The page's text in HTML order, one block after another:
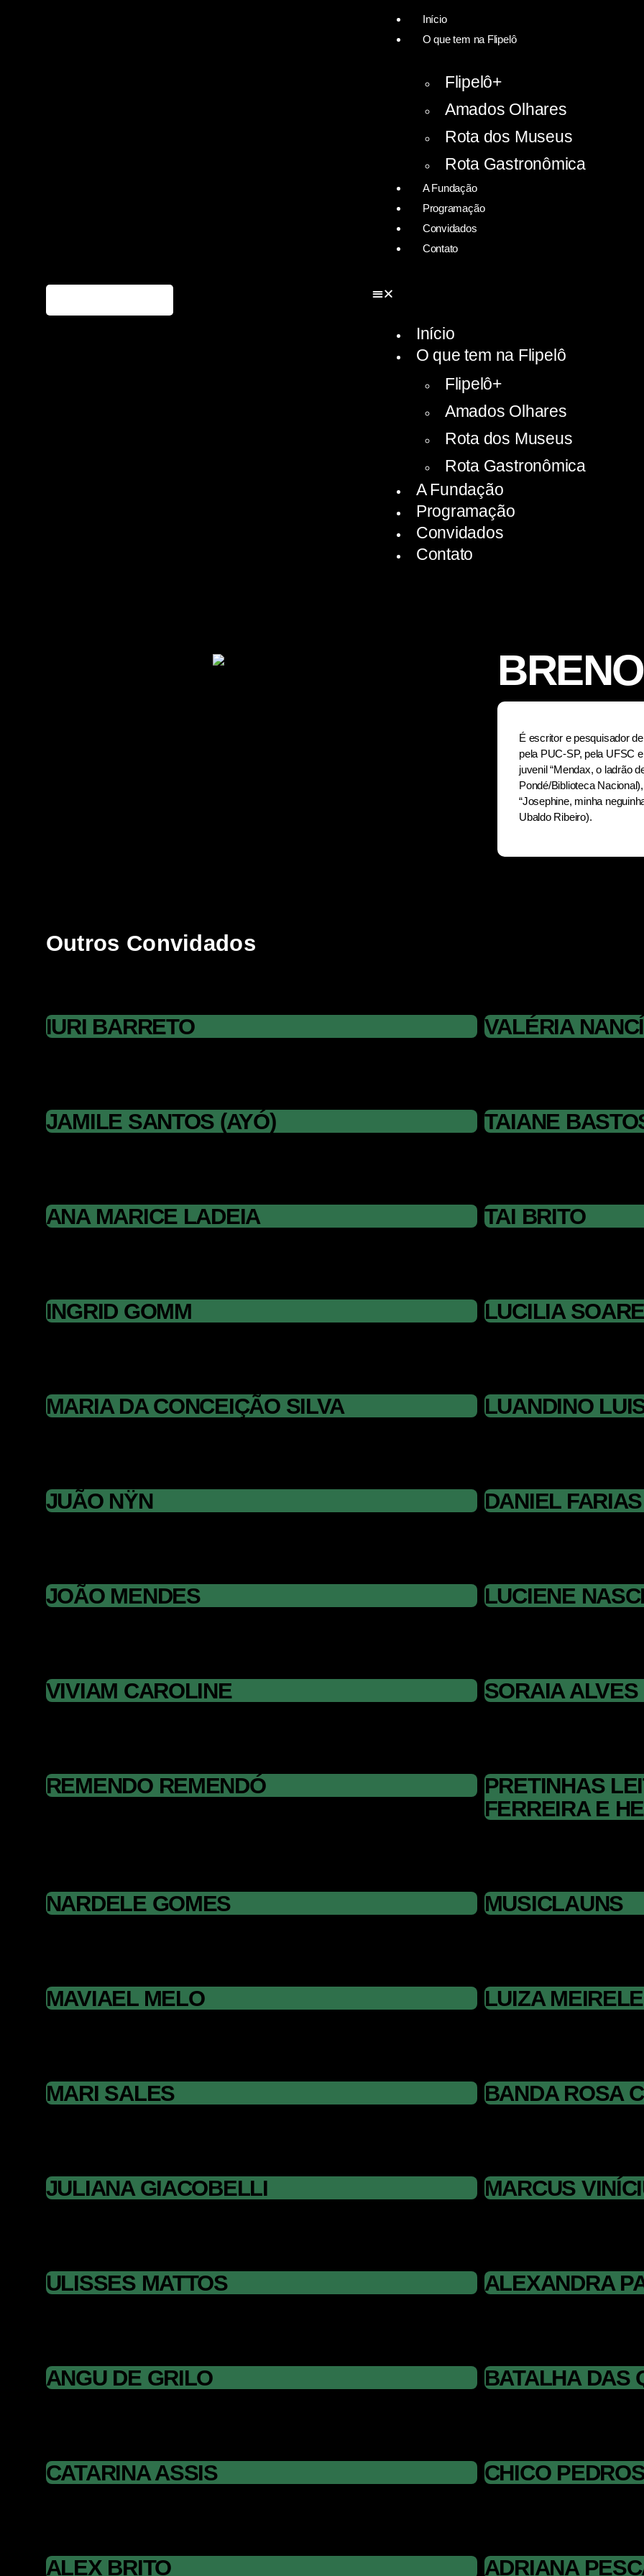
Início
O que tem na Flipelô
Flipelô+
Amados Olhares
Rota dos Museus
Rota Gastronômica
A Fundação
Programação
Convidados
Contato
Início
O que tem na Flipelô
Flipelô+
Amados Olhares
Rota dos Museus
Rota Gastronômica
A Fundação
Programação
Convidados
Contato
É escritor e pesquisador
pela PUC-SP, pela UFSC
juvenil “Mendax, o ladrão
Pondé/Biblioteca
“Josephine, minha
Ubaldo Ribeiro).
Outros Convidados
IURI BARRETO VALÉRIA
JAMILE SANTOS (AYÓ) TAIANE
ANA MARICE LADEIA TAI BRITO
INGRID GOMM LUCILIA
MARIA DA CONCEIÇÃO SILVA LUANDINO
JUÃO NŸN DANIEL FARIAS
JOÃO MENDES LUCIENE
VIVIAM CAROLINE SORAIA ALVES
REMENDO REMENDÓ
PRETINHAS
FERREIRA E
NARDELE GOMES MUSICLAUNS
MAVIAEL MELO LUIZA
MARI SALES BANDA ROSA
JULIANA GIACOBELLI MARCUS
ULISSES MATTOS ALEXANDRA
ANGU DE GRILO BATALHA DAS
CATARINA ASSIS CHICO
ALEX BRITO ADRIANA